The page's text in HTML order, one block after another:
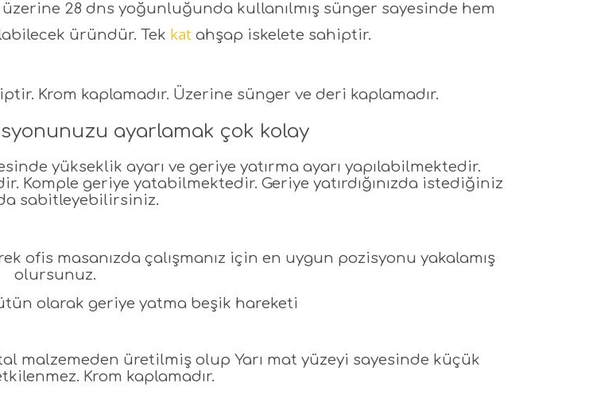
28 dns yoğunluğunda kullanılmış sünger sayesinde hem
üründür. Tek kat ahşap iskelete sahiptir.
Krom kaplamadır. Üzerine sünger ve deri kaplamadır.
ayarlamak çok kolay
yükseklik ayarı ve geriye yatırma ayarı yapılabilmektedir.
Komple geriye yatabilmektedir. Geriye yatırdığınızda istediğiniz
sabitleyebilirsiniz.
ofis masanızda çalışmanız için en uygun pozisyonu yakalamış
olursunuz.
olarak geriye yatma beşik hareketi
malzemeden üretilmiş olup Yarı mat yüzeyi sayesinde küçük
Krom kaplamadır.